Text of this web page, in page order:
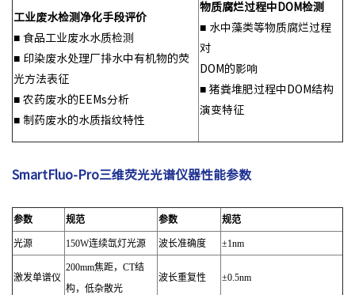
工业废水检测净化手段评价
■ 食品工业废水水质检测
■ 印染废水处理厂排水中有机物的荧
光方法表征
■ 农药废水的EEMs分析
■ 制药废水的水质指纹特性
物质腐烂过程中DOM检测
■ 水中藻类等物质腐烂过程
对
DOM的影响
■ 猪粪堆肥过程中DOM结构
演变特征
SmartFluo-Pro三维荧光光谱仪器性能参数
参数 规范 参数 规范
光源 150W连续氙灯光源 波长准确度 ±1nm
激发单谱仪
200mm焦距，CT结
构，低杂散光
波长重复性 ±0.5nm